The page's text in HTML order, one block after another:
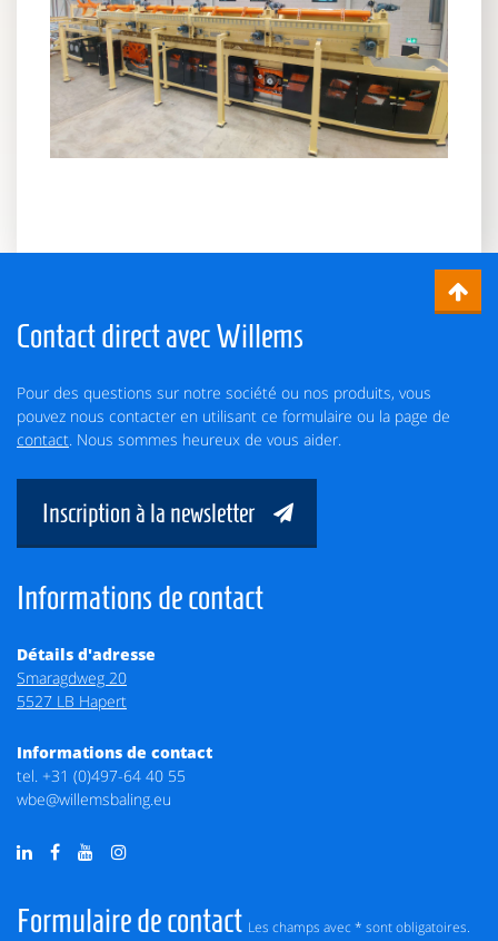
Contact direct avec Willems
Pour des questions sur notre société ou nos produits, vous
pouvez nous contacter en utilisant ce formulaire ou la page de
contact. Nous sommes heureux de vous aider.
Inscription à la newsletter
Formulaire de contact Les champs avec * sont obligatoires.
Informations de contact
Détails d'adresse
Smaragdweg 20
5527 LB Hapert
Informations de contact
tel. +31 (0)497-64 40 55
wbe@willemsbaling.eu